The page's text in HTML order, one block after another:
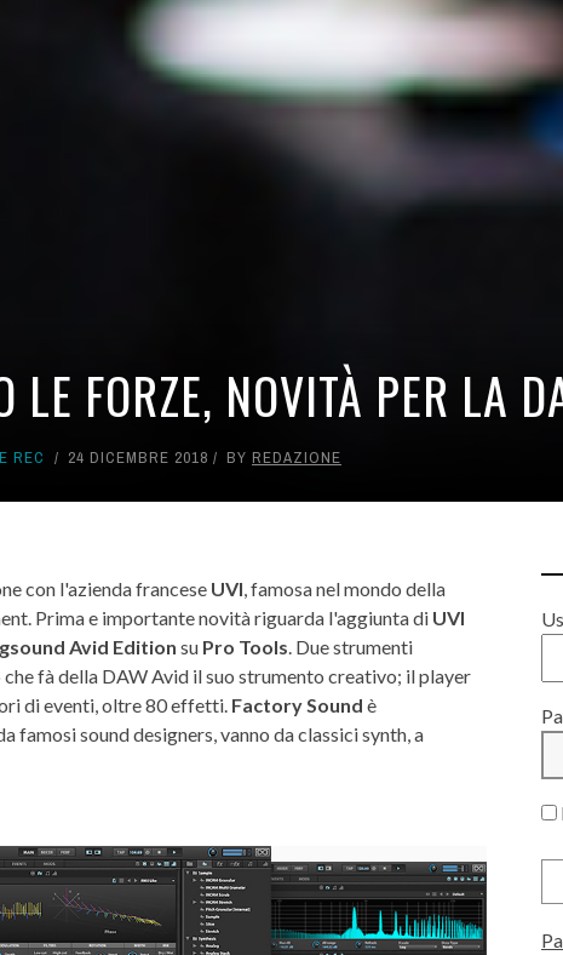
FORZE, NOVITÀ PER LA
REC 24 DICEMBRE 2018 BY REDAZIONE
con l'azienda francese UVI, famosa nel mondo della
Prima e importante novità riguarda l'aggiunta di UVI
Avid Edition su Pro Tools. Due strumenti
fà della DAW Avid il suo strumento creativo; il player
di eventi, oltre 80 effetti. Factory Sound è
famosi sound designers, vanno da classici synth, a